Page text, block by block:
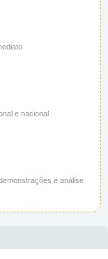
e nacional
e análise